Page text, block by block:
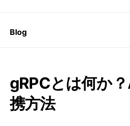
Blog
gRPCとは何か
携方法